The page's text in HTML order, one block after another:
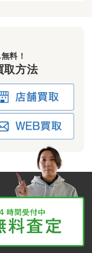
LOW PREMIUM SB
ユニークなモデルで
ーにはテーブルクロス
TRAVIS SCOTT
る色のスウォッシュを
ヴィス・スコットらし
料！
取方法